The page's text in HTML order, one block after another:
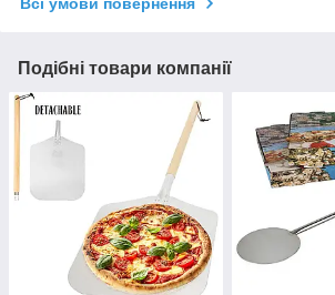
Подібні товари компанії